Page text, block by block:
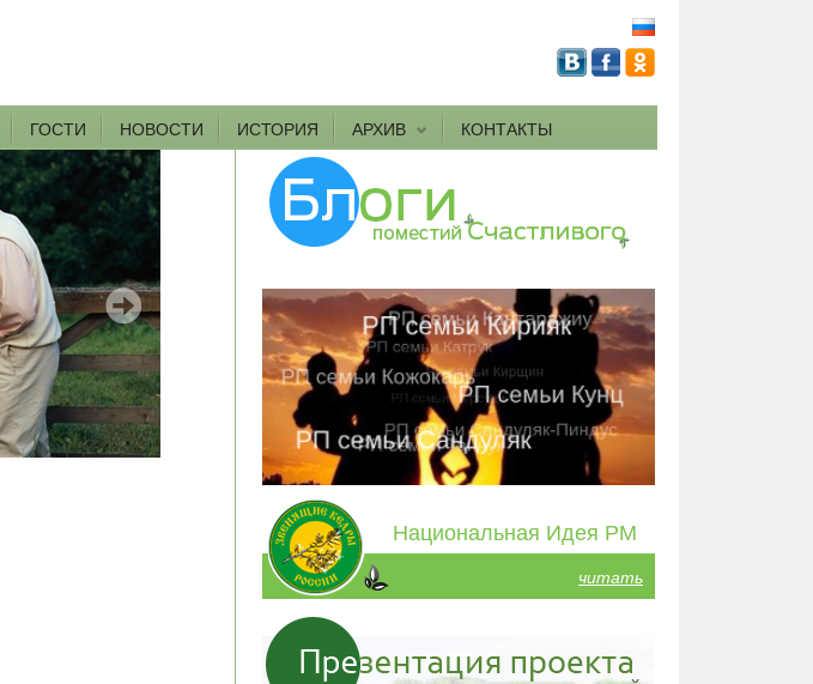
ГОСТИ НОВОСТИ ИСТОРИЯ АРХИВ КОНТАКТЫ
Национальная Идея РМ
читать